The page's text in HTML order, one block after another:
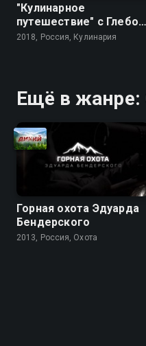
"Кулинарное
путешествие" с Глебом
Астафьевым
2018, Россия, Кулинария
Ещё в жанре:
Горная охота Эдуарда
Бендерского
2013, Россия, Охота